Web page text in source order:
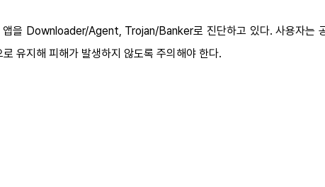
앱을 Downloader/Agent, Trojan/Banker로 진단하고 있다. 사용자는
유지해 피해가 발생하지 않도록 주의해야 한다.